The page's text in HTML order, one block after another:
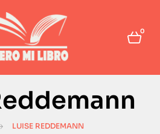
0
LUISE REDDEMANN